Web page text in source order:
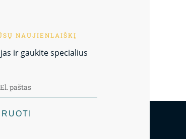
NAUJIENLAIŠKĮ
ir gaukite specialius